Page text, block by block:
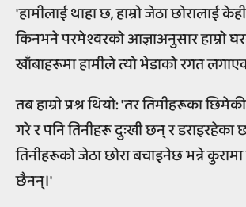
'हामीलाई थाहा छ, हाम्रो जेठा छोरालाई
किनभने परमेश्वरको आज्ञाअनुसार हाम्रो
खाँबाहरूमा हामीले त्यो भेडाको रगत
तब हाम्रो प्रश्न थियो: 'तर तिमीहरूका
गरे र पनि तिनीहरू दुःखी छन् र
तिनीहरूको जेठा छोरा बचाइनेछ भन्ने
छैनन्।'